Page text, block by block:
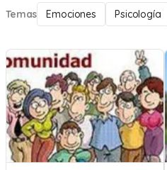
Temas Emociones Psicología